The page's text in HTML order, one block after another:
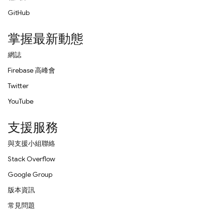
GitHub
掌握最新動態
網誌
Firebase 高峰會
Twitter
YouTube
支援服務
與支援小組聯絡
Stack Overflow
Google Group
版本資訊
常見問題